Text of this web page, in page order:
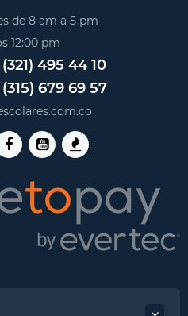
de 8 am a 5 pm
12:00 pm
(321) 495 44 10
(315) 679 69 57